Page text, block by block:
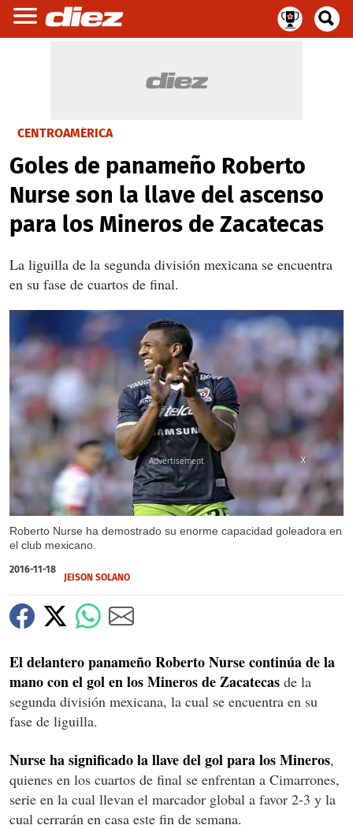
CENTROAMÉRICA
Goles de panameño Roberto
Nurse son la llave del ascenso
para los Mineros de Zacatecas
La liguilla de la segunda división mexicana se encuentra
en su fase de cuartos de final.
Roberto Nurse ha demostrado su enorme capacidad goleadora en
el club mexicano.
X
2016-11-18
JEISON SOLANO
El delantero panameño Roberto Nurse continúa de la
mano con el gol en los Mineros de Zacatecas de la
segunda división mexicana, la cual se encuentra en su
fase de liguilla.
Nurse ha significado la llave del gol para los Mineros,
quienes en los cuartos de final se enfrentan a Cimarrones,
serie en la cual llevan el marcador global a favor 2-3 y la
cual cerrarán en casa este fin de semana.